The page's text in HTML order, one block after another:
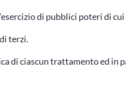
di pubblici poteri di
terzi.
di ciascun trattamento ed